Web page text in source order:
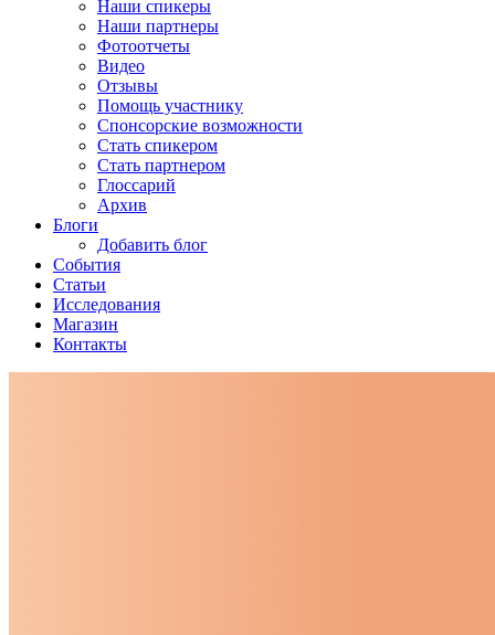
Наши спикеры
Наши партнеры
Фотоотчеты
Видео
Отзывы
Помощь участнику
Спонсорские возможности
Стать спикером
Стать партнером
Глоссарий
Архив
Блоги
Добавить блог
События
Статьи
Исследования
Магазин
Контакты